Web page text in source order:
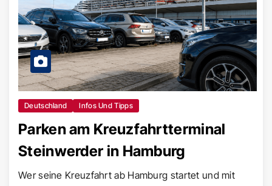
Deutschland Infos Und Tipps
Parken am Kreuzfahrtterminal
Steinwerder in Hamburg
Wer seine Kreuzfahrt ab Hamburg startet und mit